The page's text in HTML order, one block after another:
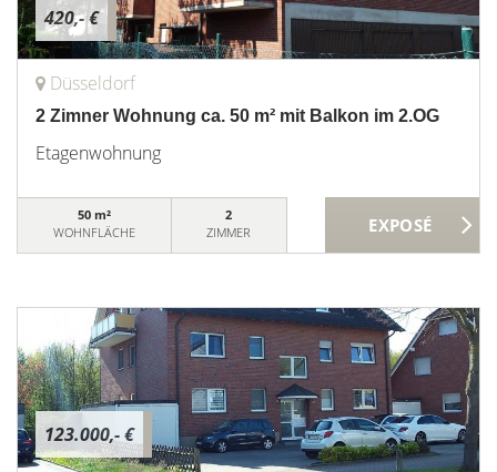
420,- €
Düsseldorf
2 Zimner Wohnung ca. 50 m² mit Balkon im 2.OG
Etagenwohnung
50 m²
WOHNFLÄCHE
2
ZIMMER
123.000,- €